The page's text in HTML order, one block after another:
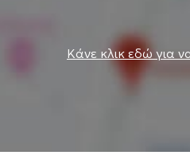
Κάνε κλικ εδώ για